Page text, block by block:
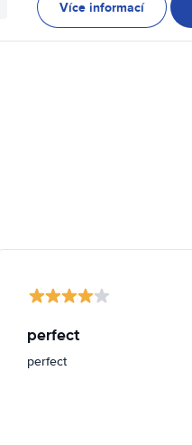
Více informací
perfect
perfect